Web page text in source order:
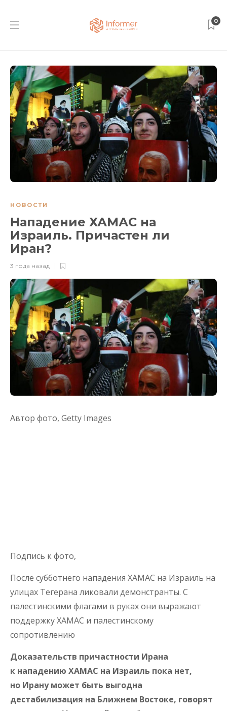
0
НОВОСТИ
Нападение ХАМАС на
Израиль. Причастен ли
Иран?
3 года назад
Автор фото, Getty Images
Подпись к фото,
После субботнего нападения ХАМАС на Израиль на
улицах Тегерана ликовали демонстранты. С
палестинскими флагами в руках они выражают
поддержку ХАМАС и палестинскому
сопротивлению
Доказательств причастности Ирана
к нападению ХАМАС на Израиль пока нет,
но Ирану может быть выгодна
дестабилизация на Ближнем Востоке, говорят